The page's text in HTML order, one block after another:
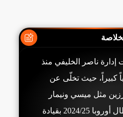
ناصر الخليفي منذ
كبيراً، حيث تخلّى عن
مثل ميسي ونيمار
ومبابي، وحقق دوري أبطال أوروبا 2024/25 بقيادة